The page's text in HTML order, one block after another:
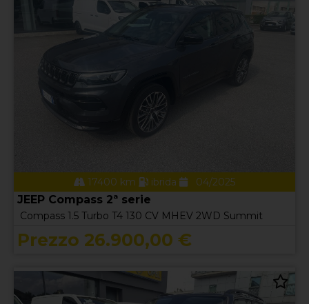
17400 km ibrida 04/2025
JEEP Compass 2ª serie
Compass 1.5 Turbo T4 130 CV MHEV 2WD Summit
Prezzo 26.900,00 €